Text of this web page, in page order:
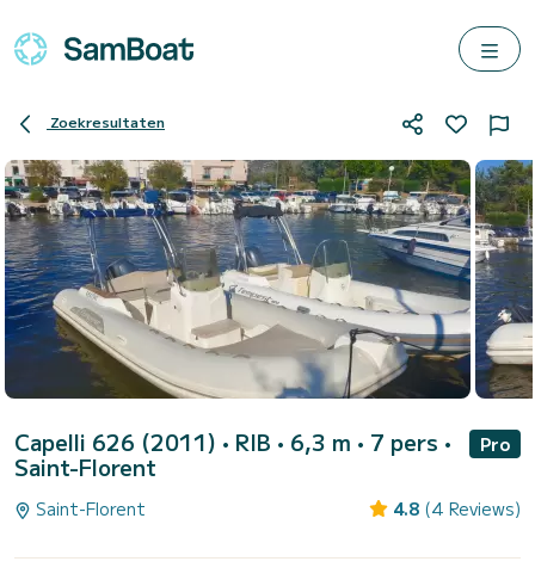
Zoekresultaten
Capelli 626 (2011) • RIB • 6,3 m • 7 pers •
Saint-Florent
Pro
Saint-Florent 4.8 (4 Reviews)